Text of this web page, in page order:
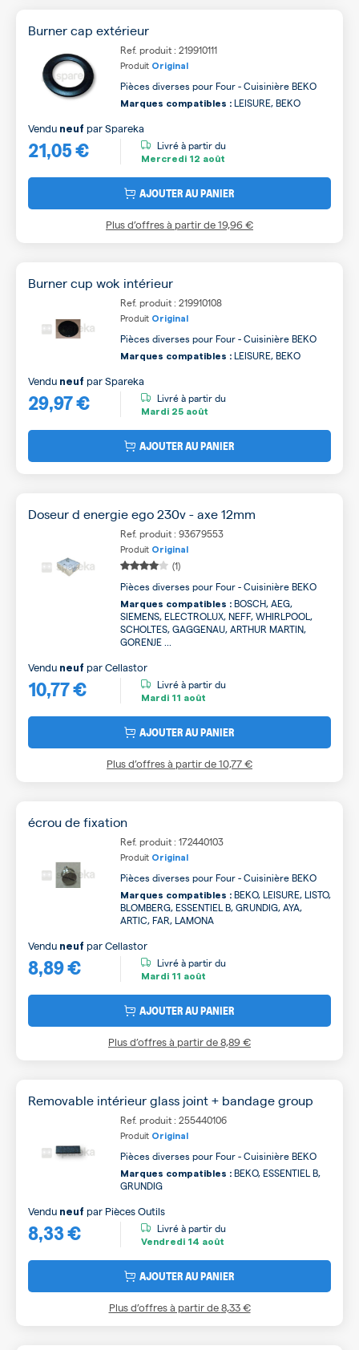
Burner cap extérieur
Ref. produit : 219910111
Produit Original
Pièces diverses pour Four - Cuisinière BEKO
Marques compatibles : LEISURE, BEKO
21,05 €
Vendu neuf parSpareka
Livré à partir du
Mercredi 12 août
AJOUTER AU PANIER
Plus d’offres à partir de19,96 €
Burner cup wok intérieur
Ref. produit : 219910108
Produit Original
Pièces diverses pour Four - Cuisinière BEKO
Marques compatibles : LEISURE, BEKO
29,97 €
Vendu neuf parSpareka
Livré à partir du
Mardi 25 août
AJOUTER AU PANIER
Doseur d energie ego 230v - axe 12mm
Ref. produit : 93679553
Produit Original
(1)
Pièces diverses pour Four - Cuisinière BEKO
Marques compatibles : BOSCH, AEG,
SIEMENS, ELECTROLUX, NEFF, WHIRLPOOL,
SCHOLTES, GAGGENAU, ARTHUR MARTIN,
GORENJE ...
10,77 €
Vendu neuf parCellastor
Livré à partir du
Mardi 11 août
AJOUTER AU PANIER
Plus d’offres à partir de10,77 €
écrou de fixation
Ref. produit : 172440103
Produit Original
Pièces diverses pour Four - Cuisinière BEKO
Marques compatibles : BEKO, LEISURE, LISTO,
BLOMBERG, ESSENTIEL B, GRUNDIG, AYA,
ARTIC, FAR, LAMONA
8,89 €
Vendu neuf parCellastor
Livré à partir du
Mardi 11 août
AJOUTER AU PANIER
Plus d’offres à partir de8,89 €
Removable intérieur glass joint + bandage group
Ref. produit : 255440106
Produit Original
Pièces diverses pour Four - Cuisinière BEKO
Marques compatibles : BEKO, ESSENTIEL B,
GRUNDIG
8,33 €
Vendu neuf par Pièces Outils
Livré à partir du
Vendredi 14 août
AJOUTER AU PANIER
Plus d’offres à partir de8,33 €